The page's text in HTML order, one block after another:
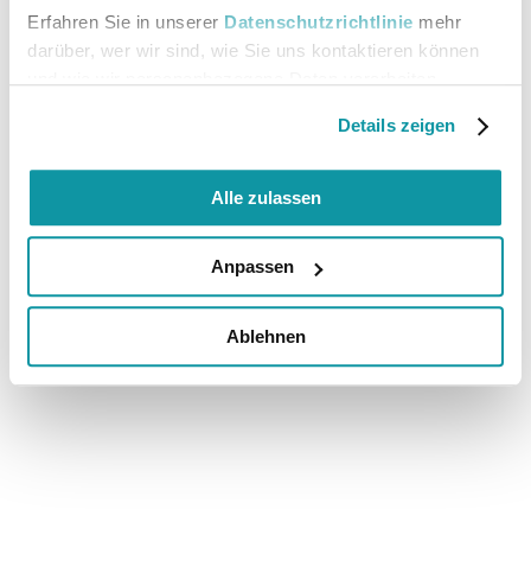
Erfahren Sie in unserer Datenschutzrichtlinie mehr
darüber, wer wir sind, wie Sie uns kontaktieren können
Details zeigen
Alle zulassen
Anpassen
Ablehnen